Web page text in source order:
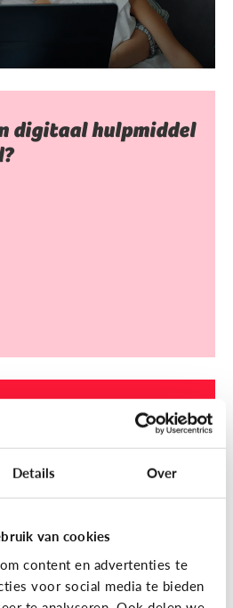
Details Over
van cookies
content en advertenties te
voor social media te bieden
digitaal hulpmiddel
of doof.